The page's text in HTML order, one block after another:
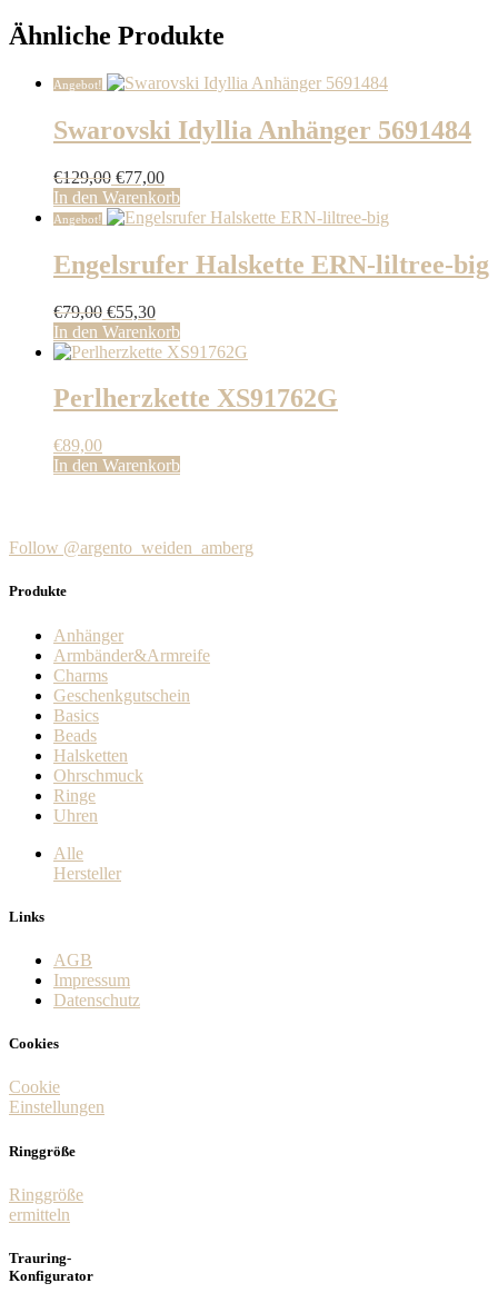
Ähnliche Produkte
Angebot!
Swarovski Idyllia Anhänger 5691484
€129,00 Ursprünglicher
Preis
war:
€77,00Aktueller
Preis
ist:
In den Warenkorb
Angebot!
Engelsrufer Halskette ERN-liltree-big
€79,00 Ursprünglicher
Preis
war:
€55,30Aktueller
Preis
ist:
In den Warenkorb
Perlherzkette XS91762G
€89,00
In den Warenkorb
Follow @argento_weiden_amberg
Produkte
Anhänger
Armbänder&Armreife
Charms
Geschenkgutschein
Basics
Beads
Halsketten
Ohrschmuck
Ringe
Uhren
Alle
Hersteller
Links
AGB
Impressum
Datenschutz
Cookies
Cookie
Einstellungen
Ringgröße
Ringgröße
ermitteln
Trauring-
Konfigurator